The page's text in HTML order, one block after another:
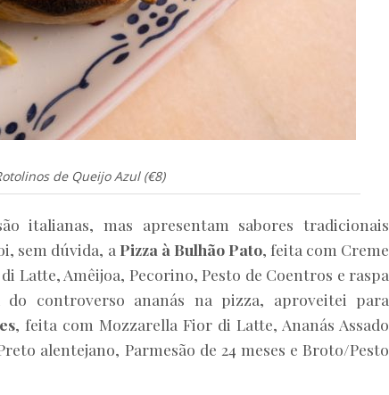
de Queijo Azul (€8)
italianas, mas apresentam sabores tradicionais
sem dúvida, a Pizza à Bulhão Pato, feita com Creme
Latte, Amêijoa, Pecorino, Pesto de Coentros e raspa
controverso ananás na pizza, aproveitei para
, feita com Mozzarella Fior di Latte, Ananás Assado
alentejano, Parmesão de 24 meses e Broto/Pesto